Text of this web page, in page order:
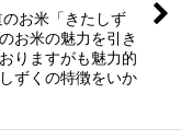
お米「きたしず
お米の魅力を引き
りますがも魅力的
ずくの特徴をいか